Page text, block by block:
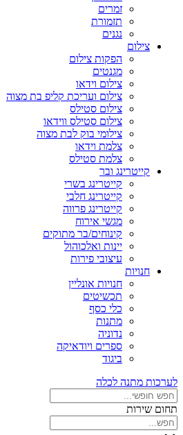
זמרים
תזמורת
נגנים
צילום
הפקות צילום
מגנטים
צילום וידאו
צילום ועריכת קליפ בת מצוה
צילום סטילס
צילום סטילס ווידאו
צילומי בוק לבת מצוה
צלמת וידאו
צלמת סטילס
קייטרינג ובר
קייטרינג בשרי
קייטרינג חלבי
קייטרינג פרווה
מגשי אירוח
קינוחים/בר מתוקים
יינות ואלכוהול
עיצובי פירות
חנויות
חנויות אונליין
תכשיטים
כלי כסף
מתנות
נדוניה
ספרים ויודאיקה
ביגוד
לערכות מתנה לכלה
תחום שירות